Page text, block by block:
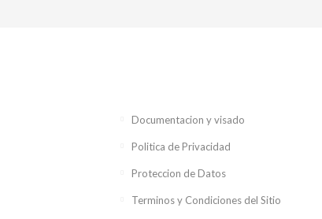
Documentacion y visado
Politica de Privacidad
Proteccion de Datos
Terminos y Condiciones del Sitio